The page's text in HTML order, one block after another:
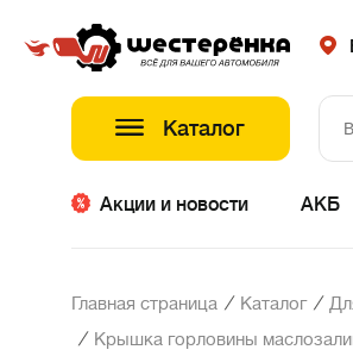
Каталог
Акции и новости АКБ
Главная страница / Каталог /
/ Крышка горловины